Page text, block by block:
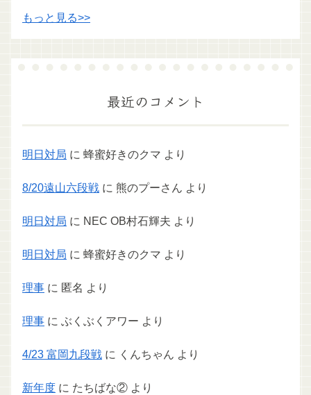
もっと見る>>
最近のコメント
明日対局 に 蜂蜜好きのクマ より
8/20遠山六段戦 に 熊のプーさん より
明日対局 に NEC OB村石輝夫 より
明日対局 に 蜂蜜好きのクマ より
理事 に 匿名 より
理事 に ぶくぶくアワー より
4/23 富岡九段戦 に くんちゃん より
新年度 に たちばな② より